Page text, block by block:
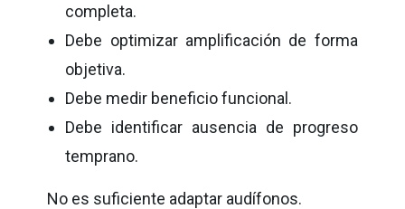
completa.
Debe optimizar amplificación de forma
objetiva.
Debe medir beneficio funcional.
Debe identificar ausencia de progreso
temprano.
No es suficiente adaptar audífonos.